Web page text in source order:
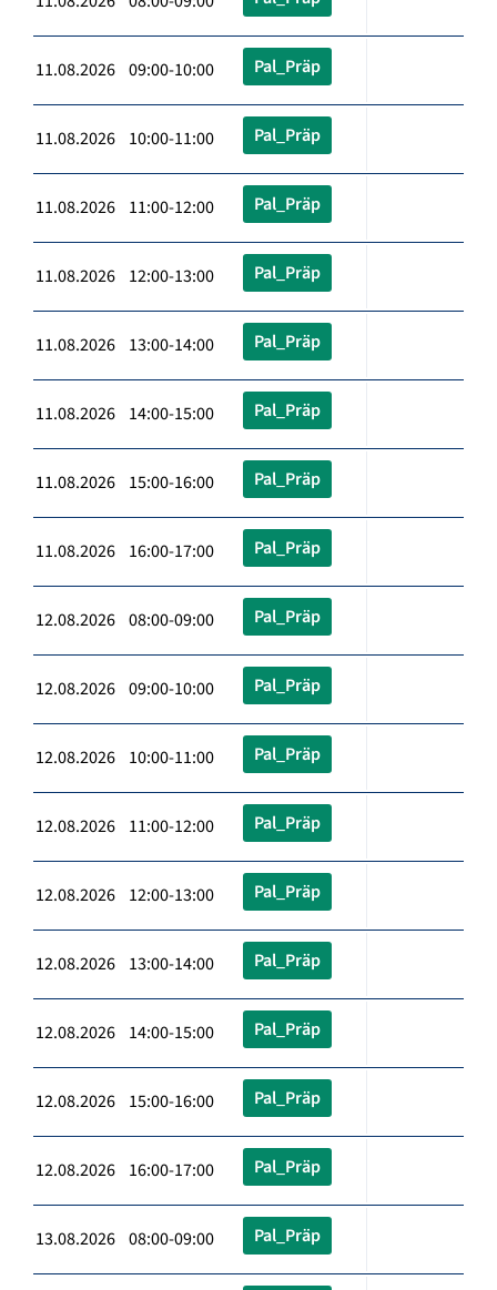
11.08.2026 09:00-10:00 Pal_Präp
11.08.2026 10:00-11:00 Pal_Präp
11.08.2026 11:00-12:00 Pal_Präp
11.08.2026 12:00-13:00 Pal_Präp
11.08.2026 13:00-14:00 Pal_Präp
11.08.2026 14:00-15:00 Pal_Präp
11.08.2026 15:00-16:00 Pal_Präp
11.08.2026 16:00-17:00 Pal_Präp
12.08.2026 08:00-09:00 Pal_Präp
12.08.2026 09:00-10:00 Pal_Präp
12.08.2026 10:00-11:00 Pal_Präp
12.08.2026 11:00-12:00 Pal_Präp
12.08.2026 12:00-13:00 Pal_Präp
12.08.2026 13:00-14:00 Pal_Präp
12.08.2026 14:00-15:00 Pal_Präp
12.08.2026 15:00-16:00 Pal_Präp
12.08.2026 16:00-17:00 Pal_Präp
13.08.2026 08:00-09:00 Pal_Präp